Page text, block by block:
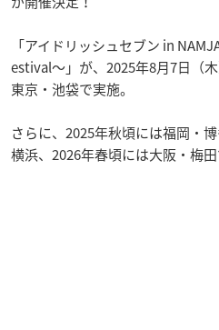
「アイドリッシュセブン in
estival～」が、2025年8月7日（
東京・池袋で実施。
さらに、2025年秋頃には福岡・
横浜、2026年春頃には大阪・梅田